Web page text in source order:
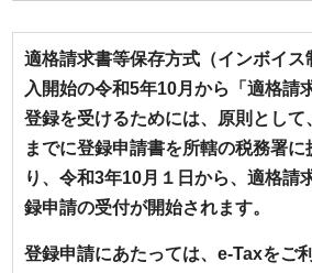
適格請求書等保存方式（インボイ
入開始の令和5年10月から「適格請
登録を受けるためには、原則として
までに登録申請書を所轄の税務署
り、令和3年10月１日から、適格請
録申請の受付が開始されます。
登録申請にあたっては、e-Taxをご